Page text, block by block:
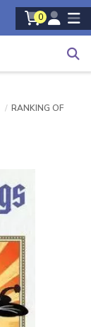
0
RANKING OF